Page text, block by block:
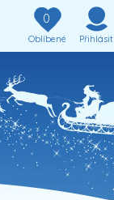
0
Oblíbené Přihlásit